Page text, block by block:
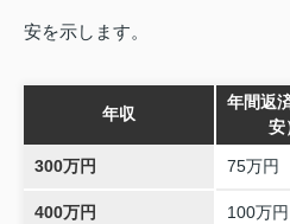
安を示します。
年収
年間返
安
300万円 75万円
400万円 100万円